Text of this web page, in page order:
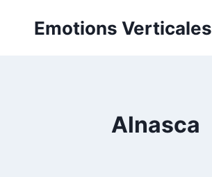
Emotions Verticales
Alnasca